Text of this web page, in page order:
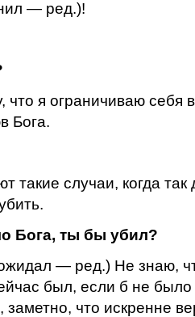
— ред.)!
что я ограничиваю себя
Бога.
такие случаи, когда так
Бога, ты бы убил?
— ред.) Не знаю,
был, если б не было
заметно, что искренне